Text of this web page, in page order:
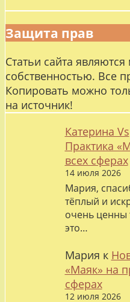
Защита прав
Статьи сайта
собственностью. Все
Копировать можно
на источник!
Катерина Vs
Практика
всех сферах
14 июля 2026
Мария,
тёплый и
очень ценны
это…
Мария к
«Маяк» на
сферах
12 июля 2026